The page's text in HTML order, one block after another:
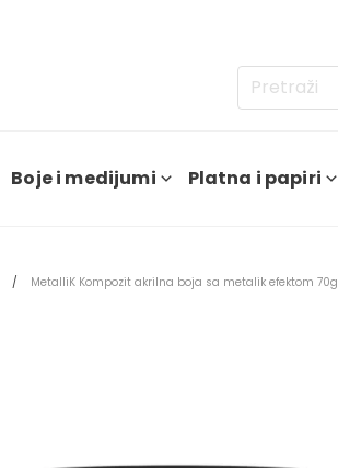
Boje i medijumi Platna i papiri
MetalliK Kompozit akrilna boja sa metalik efektom 70g